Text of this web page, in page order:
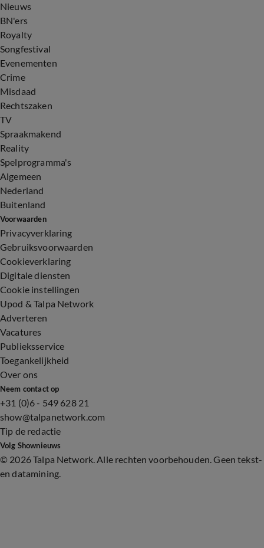
Nieuws
BN'ers
Royalty
Songfestival
Evenementen
Crime
Misdaad
Rechtszaken
TV
Spraakmakend
Reality
Spelprogramma's
Algemeen
Nederland
Buitenland
Voorwaarden
Privacyverklaring
Gebruiksvoorwaarden
Cookieverklaring
Digitale diensten
Cookie instellingen
Upod & Talpa Network
Adverteren
Vacatures
Publieksservice
Toegankelijkheid
Over ons
Neem contact op
+31 (0)6 - 549 628 21
show@talpanetwork.com
Tip de redactie
Volg Shownieuws
© 2026 Talpa Network. Alle rechten voorbehouden. Geen tekst-
en datamining.